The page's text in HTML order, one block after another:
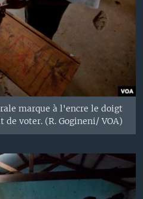
marque à l'encre le doigt
voter. (R. Gogineni/ VOA)